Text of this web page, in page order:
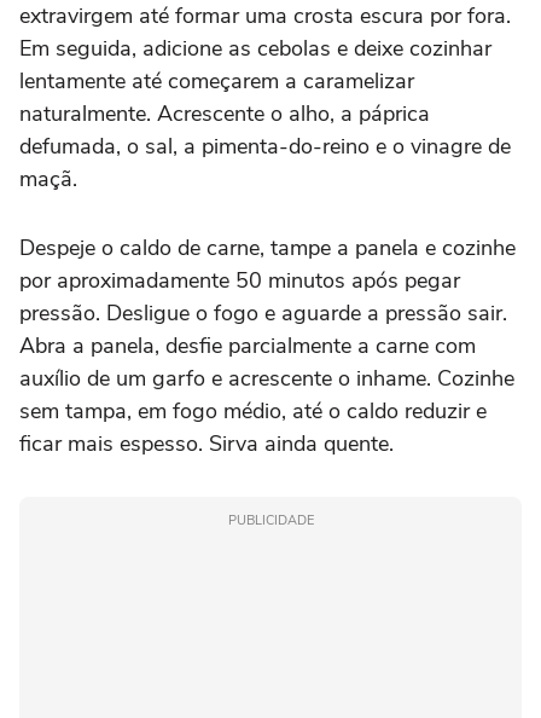
extravirgem até formar uma crosta escura por fora.
Em seguida, adicione as cebolas e deixe cozinhar
lentamente até começarem a caramelizar
naturalmente. Acrescente o alho, a páprica
defumada, o sal, a pimenta-do-reino e o vinagre de
maçã.
Despeje o caldo de carne, tampe a panela e cozinhe
por aproximadamente 50 minutos após pegar
pressão. Desligue o fogo e aguarde a pressão sair.
Abra a panela, desfie parcialmente a carne com
auxílio de um garfo e acrescente o inhame. Cozinhe
sem tampa, em fogo médio, até o caldo reduzir e
ficar mais espesso. Sirva ainda quente.
PUBLICIDADE